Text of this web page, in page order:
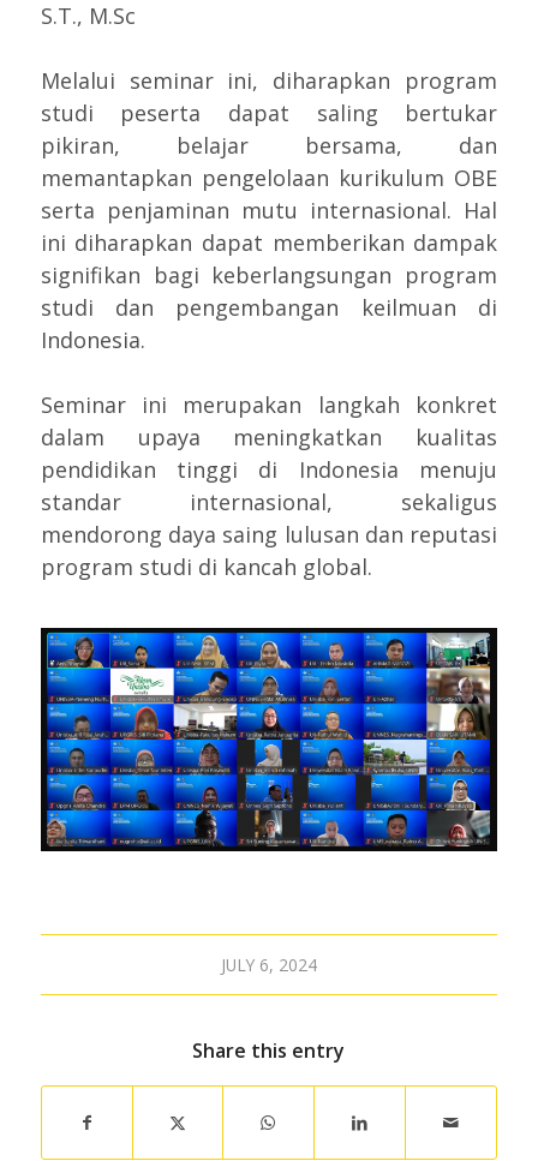
S.T., M.Sc
Melalui seminar ini, diharapkan program
studi peserta dapat saling bertukar
pikiran, belajar bersama, dan
memantapkan pengelolaan kurikulum OBE
serta penjaminan mutu internasional. Hal
ini diharapkan dapat memberikan dampak
signifikan bagi keberlangsungan program
studi dan pengembangan keilmuan di
Indonesia.
Seminar ini merupakan langkah konkret
dalam upaya meningkatkan kualitas
pendidikan tinggi di Indonesia menuju
standar internasional, sekaligus
mendorong daya saing lulusan dan reputasi
program studi di kancah global.
JULY 6, 2024
Share this entry